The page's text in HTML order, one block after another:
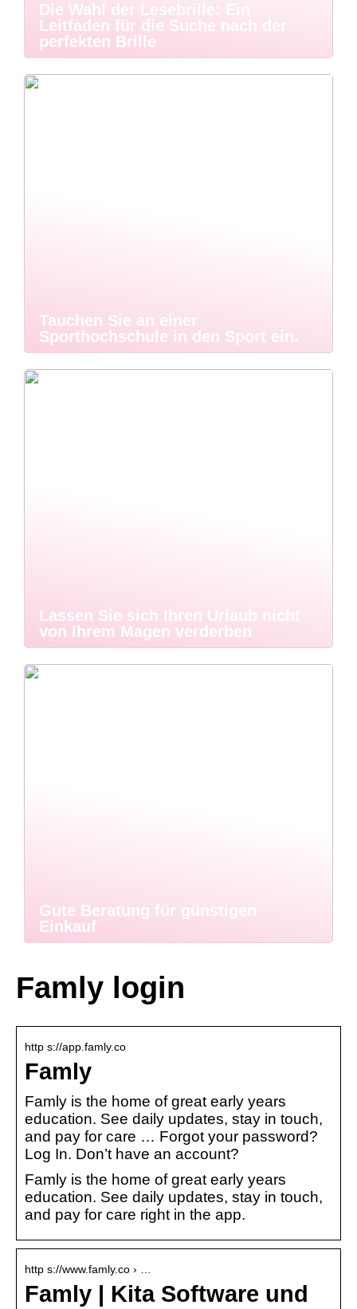
Die Wahl der Lesebrille: Ein
Leitfaden für die Suche nach der
perfekten Brille
Tauchen Sie an einer
Sporthochschule in den Sport ein.
Lassen Sie sich Ihren Urlaub nicht
von Ihrem Magen verderben
Gute Beratung für günstigen
Einkauf
Famly login
http s://app.famly.co
Famly
Famly is the home of great early years
education. See daily updates, stay in touch,
and pay for care … Forgot your password?
Log In. Don’t have an account?
Famly is the home of great early years
education. See daily updates, stay in touch,
and pay for care right in the app.
http s://www.famly.co › …
Famly | Kita Software und